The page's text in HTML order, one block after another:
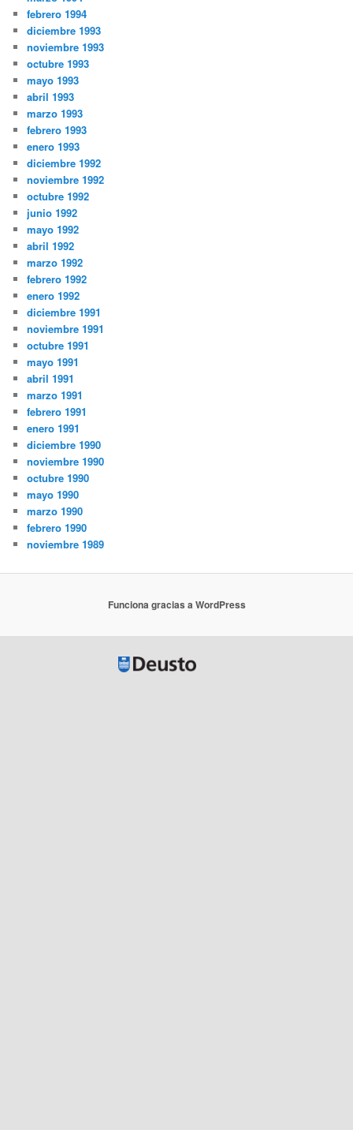
febrero 1994
diciembre 1993
noviembre 1993
octubre 1993
mayo 1993
abril 1993
marzo 1993
febrero 1993
enero 1993
diciembre 1992
noviembre 1992
octubre 1992
junio 1992
mayo 1992
abril 1992
marzo 1992
febrero 1992
enero 1992
diciembre 1991
noviembre 1991
octubre 1991
mayo 1991
abril 1991
marzo 1991
febrero 1991
enero 1991
diciembre 1990
noviembre 1990
octubre 1990
mayo 1990
marzo 1990
febrero 1990
noviembre 1989
Funciona gracias a WordPress